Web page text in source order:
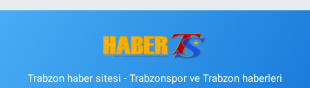
Trabzon haber sitesi - Trabzonspor ve Trabzon haberleri